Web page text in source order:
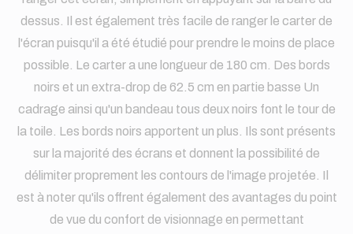
dessus. Il est également très facile de ranger le carter de
l'écran puisqu'il a été étudié pour prendre le moins de place
possible. Le carter a une longueur de 180 cm. Des bords
noirs et un extra-drop de 62.5 cm en partie basse Un
cadrage ainsi qu'un bandeau tous deux noirs font le tour de
la toile. Les bords noirs apportent un plus. Ils sont présents
sur la majorité des écrans et donnent la possibilité de
délimiter proprement les contours de l'image projetée. Il
est à noter qu'ils offrent également des avantages du point
de vue du confort de visionnage en permettant